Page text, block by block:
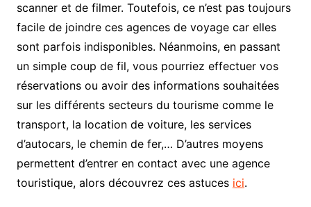
scanner et de filmer. Toutefois, ce n’est pas toujours
facile de joindre ces agences de voyage car elles
sont parfois indisponibles. Néanmoins, en passant
un simple coup de fil, vous pourriez effectuer vos
réservations ou avoir des informations souhaitées
sur les différents secteurs du tourisme comme le
transport, la location de voiture, les services
d’autocars, le chemin de fer,… D’autres moyens
permettent d’entrer en contact avec une agence
touristique, alors découvrez ces astuces ici.